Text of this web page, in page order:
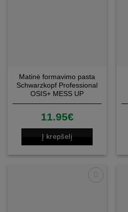
Matinė formavimo pasta
Schwarzkopf Professional
OSIS+ MESS UP
formav.pasta 100ml.
11.95€
Į krepšelį